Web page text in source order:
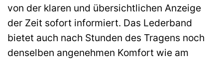
von der klaren und übersichtlichen Anzeige
der Zeit sofort informiert. Das Lederband
bietet auch nach Stunden des Tragens noch
denselben angenehmen Komfort wie am